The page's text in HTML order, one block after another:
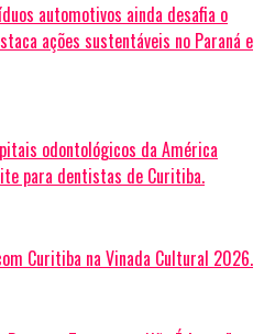
automotivos ainda desafia o
ações sustentáveis no Paraná e
odontológicos da América
para dentistas de Curitiba.
Curitiba na Vinada Cultural 2026.